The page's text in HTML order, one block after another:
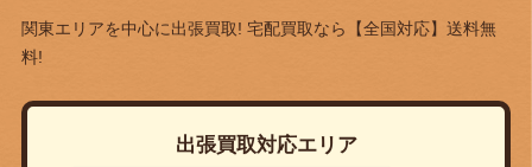
関東エリアを中心に出張買取! 宅配買取なら
【全国対応】送料無
料!
出張買取対応エリア